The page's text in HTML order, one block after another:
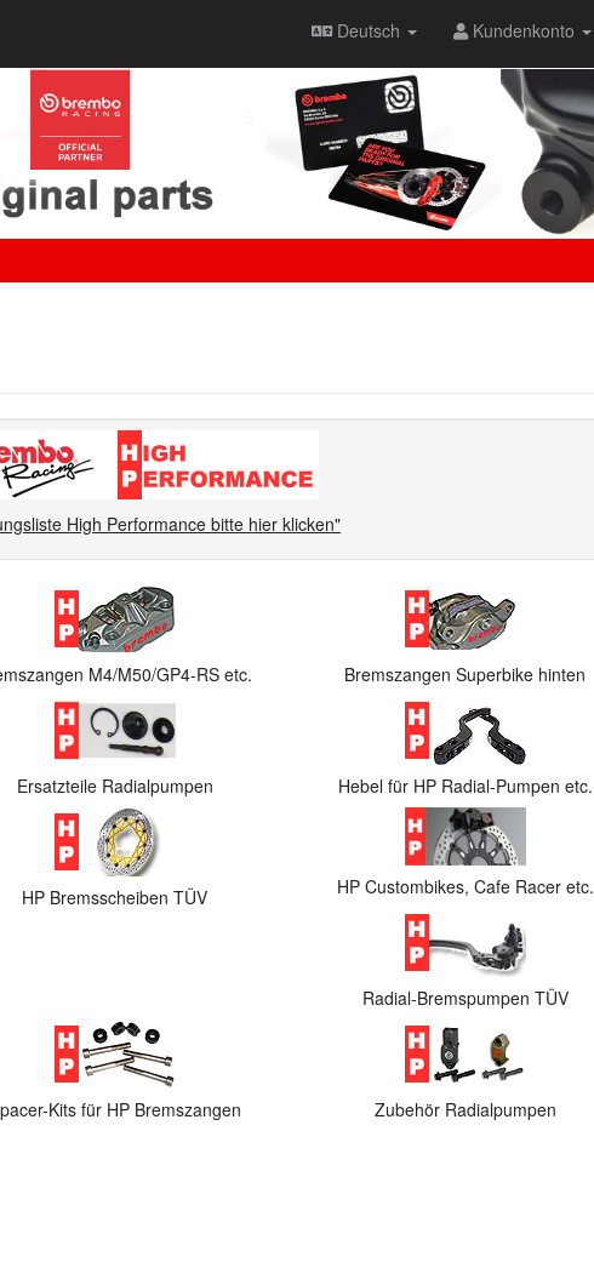
Deutsch Kundenkonto
High Performance bitte hier klicken"
M4/M50/GP4-RS etc. Bremszangen Superbike hinten
Ersatzteile Radialpumpen Hebel für HP Radial-Pumpen etc.
HP Bremsscheiben TÜV HP Custombikes, Cafe Racer etc.
Radial-Bremspumpen TÜV
Kits für HP Bremszangen Zubehör Radialpumpen